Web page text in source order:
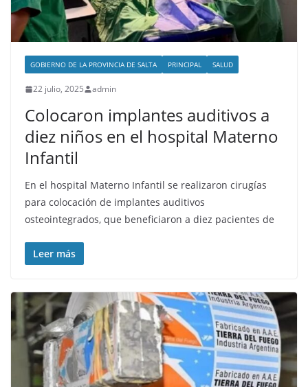
GOBIERNO DE LA PROVINCIA DE SALTA PRINCIPAL SALUD
22 julio, 2025 admin
Colocaron implantes auditivos a
diez niños en el hospital Materno
Infantil
En el hospital Materno Infantil se realizaron cirugías
para colocación de implantes auditivos
osteointegrados, que beneficiaron a diez pacientes de
Leer más